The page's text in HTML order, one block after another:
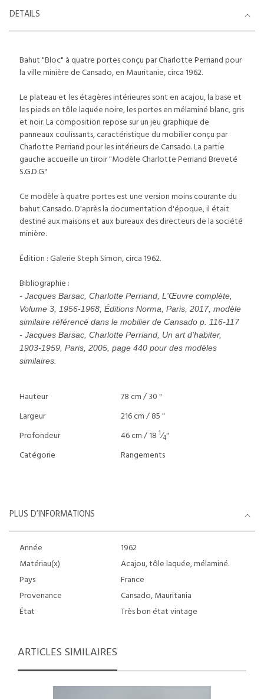
DETAILS
Bahut "Bloc" à quatre portes conçu par Charlotte Perriand pour
la ville minière de Cansado, en Mauritanie, circa 1962.
Le plateau et les étagères intérieures sont en acajou, la base et
les pieds en tôle laquée noire, les portes en mélaminé blanc, gris
et noir. La composition repose sur un jeu graphique de
panneaux coulissants, caractéristique du mobilier conçu par
Charlotte Perriand pour les intérieurs de Cansado. La partie
gauche accueille un tiroir "Modèle Charlotte Perriand Breveté
S.G.D.G"
Ce modèle à quatre portes est une version moins courante du
bahut Cansado. D'après la documentation d'époque, il était
destiné aux maisons et aux bureaux des directeurs de la société
minière.
Édition : Galerie Steph Simon, circa 1962.
Bibliographie :
- Jacques Barsac, Charlotte Perriand, L'Œuvre complète,
Volume 3, 1956-1968, Éditions Norma, Paris, 2017, modèle
similaire référencé dans le mobilier de Cansado p. 116-117
- Jacques Barsac, Charlotte Perriand, Un art d'habiter,
1903-1959, Paris, 2005, page 440 pour des modèles
similaires.
Hauteur
78 cm / 30 "
Largeur
216 cm / 85 "
Profondeur
46 cm / 18 1⁄4"
Catégorie
Rangements
PLUS D’INFORMATIONS
Année
1962
Matériau(x)
Acajou, tôle laquée, mélaminé.
Pays
France
Provenance
Cansado, Mauritania
État
Très bon état vintage
ARTICLES SIMILAIRES